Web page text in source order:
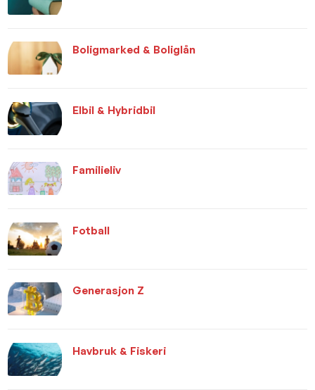
Boligmarked & Boliglån
Elbil & Hybridbil
Familieliv
Fotball
Generasjon Z
Havbruk & Fiskeri